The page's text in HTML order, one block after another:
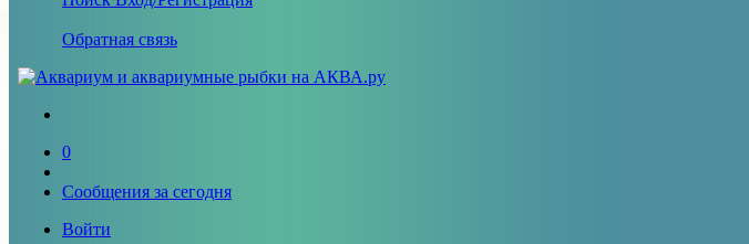
Обратная связь
0
Сообщения за сегодня
Войти